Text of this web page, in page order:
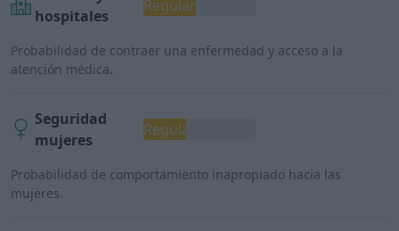
hospitales
Regular
Probabilidad de contraer una enfermedad y acceso a la
atención médica.
Seguridad
mujeres
Regular
Probabilidad de comportamiento inapropiado hacia las
mujeres.